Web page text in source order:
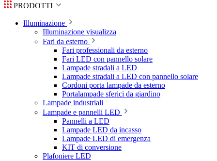
PRODOTTI
Illuminazione
Illuminazione visualizza
Fari da esterno
Fari professionali da esterno
Fari LED con pannello solare
Lampade stradali a LED
Lampade stradali a LED con pannello solare
Cordoni porta lampade da esterno
Portalampade sferici da giardino
Lampade industriali
Lampade e pannelli LED
Pannelli a LED
Lampade LED da incasso
Lampade LED di emergenza
KIT di conversione
Plafoniere LED